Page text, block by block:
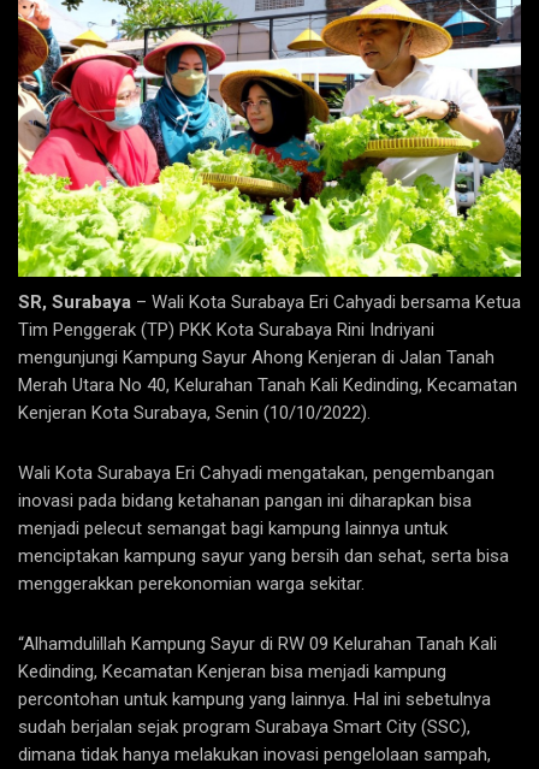
SR, Surabaya – Wali Kota Surabaya Eri Cahyadi bersama Ketua
Tim Penggerak (TP) PKK Kota Surabaya Rini Indriyani
mengunjungi Kampung Sayur Ahong Kenjeran di Jalan Tanah
Merah Utara No 40, Kelurahan Tanah Kali Kedinding, Kecamatan
Kenjeran Kota Surabaya, Senin (10/10/2022).
Wali Kota Surabaya Eri Cahyadi mengatakan, pengembangan
inovasi pada bidang ketahanan pangan ini diharapkan bisa
menjadi pelecut semangat bagi kampung lainnya untuk
menciptakan kampung sayur yang bersih dan sehat, serta bisa
menggerakkan perekonomian warga sekitar.
“Alhamdulillah Kampung Sayur di RW 09 Kelurahan Tanah Kali
Kedinding, Kecamatan Kenjeran bisa menjadi kampung
percontohan untuk kampung yang lainnya. Hal ini sebetulnya
sudah berjalan sejak program Surabaya Smart City (SSC),
dimana tidak hanya melakukan inovasi pengelolaan sampah,